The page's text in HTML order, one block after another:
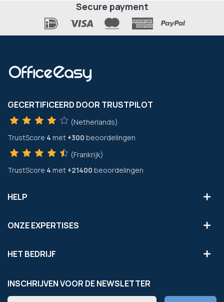
Secure payment
GECERTIFICEERD DOOR TRUSTPILOT
(Netherlands)
TrustScore 4 met +300 beoordelingen
(Frankrijk)
TrustScore 4 met +21400 beoordelingen
HELP
ONZE EXPERTISES
HET BEDRIJF
INSCHRIJVEN VOOR DE NEWSLETTER